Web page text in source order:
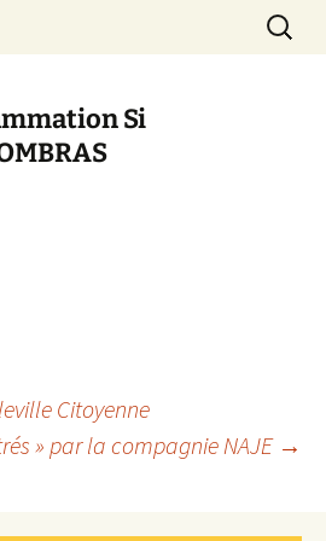
Si
Citoyenne
» par la compagnie NAJE →